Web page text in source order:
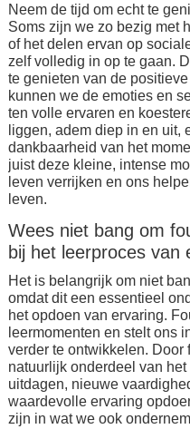
Neem de tijd om echt te
Soms zijn we zo bezig met
of het delen ervan op
zelf volledig in op te gaan.
te genieten van de
kunnen we de emoties en
ten volle ervaren en
liggen, adem diep in en uit,
dankbaarheid van het
juist deze kleine, intense
leven verrijken en ons
leven.
Wees niet bang om
bij het leerproces van
Het is belangrijk om niet
omdat dit een essentieel
het opdoen van ervaring.
leermomenten en stelt ons
verder te ontwikkelen. Door
natuurlijk onderdeel van
uitdagen, nieuwe
waardevolle ervaring
zijn in wat we ook